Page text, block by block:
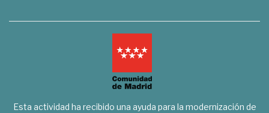
Esta actividad ha recibido una ayuda para la modernización de